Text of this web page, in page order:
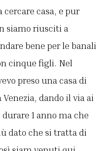
cercare casa, e pur
siamo riusciti a
bene per le banali
cinque figli. Nel
preso una casa di
dando il via ai
1 anno ma che
dato che si tratta di